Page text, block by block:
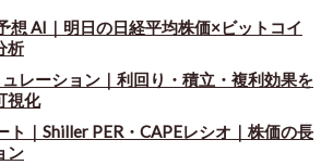
想 AI｜明日の日経平均株価×ビットコイ
析
レーション｜利回り・積立・複利効果を
視化
ト ｜ Shiller PER・CAPEレシオ｜株価の長
ン